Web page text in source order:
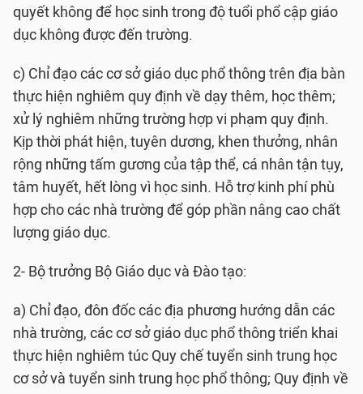
quyết không để học sinh trong độ tuổi phổ cập giáo
dục không được đến trường.
c) Chỉ đạo các cơ sở giáo dục phổ thông trên địa bàn
thực hiện nghiêm quy định về dạy thêm, học thêm;
xử lý nghiêm những trường hợp vi phạm quy định.
Kịp thời phát hiện, tuyên dương, khen thưởng, nhân
rộng những tấm gương của tập thể, cá nhân tận tụy,
tâm huyết, hết lòng vì học sinh. Hỗ trợ kinh phí phù
hợp cho các nhà trường để góp phần nâng cao chất
lượng giáo dục.
2- Bộ trưởng Bộ Giáo dục và Đào tạo:
a) Chỉ đạo, đôn đốc các địa phương hướng dẫn các
nhà trường, các cơ sở giáo dục phổ thông triển khai
thực hiện nghiêm túc Quy chế tuyển sinh trung học
cơ sở và tuyển sinh trung học phổ thông; Quy định về